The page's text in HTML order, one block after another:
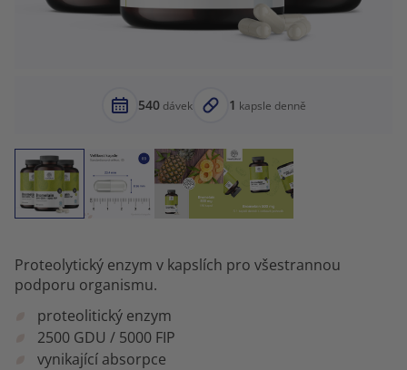
540dávek 1 kapsle denně
Proteolytický enzym v kapslích pro všestrannou
podporu organismu.
proteolitický enzym
2500 GDU / 5000 FIP
vynikající absorpce